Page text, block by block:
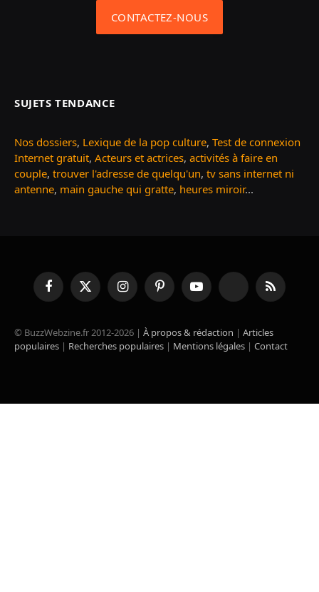
CONTACTEZ-NOUS
SUJETS TENDANCE
Nos dossiers, Lexique de la pop culture, Test de connexion
Internet gratuit, Acteurs et actrices, activités à faire en
couple, trouver l'adresse de quelqu'un, tv sans internet ni
antenne, main gauche qui gratte, heures miroir...
FacebookX
(Twitter)
InstagramPinterestYouTube TikTok RSS
© BuzzWebzine.fr 2012-2026 | À propos & rédaction | Articles
populaires | Recherches populaires | Mentions légales | Contact